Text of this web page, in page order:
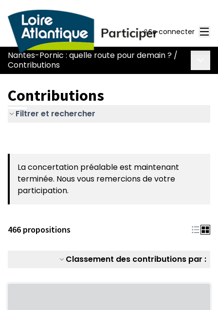
Se connecter
Nantes-Pornic : quelle route pour demain ? /
Contributions
Contributions
Filtrer et rechercher
La concertation préalable est maintenant
terminée. Nous vous remercions de votre
participation.
466 propositions
Classement des contributions par :